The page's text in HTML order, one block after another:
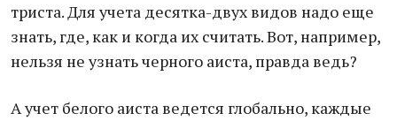
триста. Для учета десятка-двух видов надо еще
знать, где, как и когда их считать. Вот, например,
нельзя не узнать черного аиста, правда ведь?
А учет белого аиста ведется глобально, каждые